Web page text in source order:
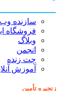
سازنده
فروشگاه
وبلاگ
انجمن
چت زنده
آموزش
زنجیره تأمین